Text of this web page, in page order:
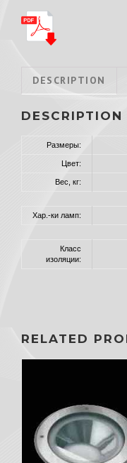
DESCRIPTION
DESCRIPTION
Размеры:
Цвет:
Вес, кг:
Хар.-ки ламп:
Класс
изоляции:
RELATED